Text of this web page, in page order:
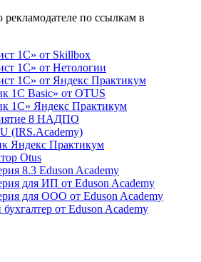
по ссылкам в
1С» от Skillbox
1С» от Нетологии
1С» от Яндекс Практикум
1С Basic» от OTUS
1С» Яндекс Практикум
8 НАДПО
(IRS.Academy)
Яндекс Практикум
Otus
8.3 Eduson Academy
для ИП от Eduson Academy
для ООО от Eduson Academy
от Eduson Academy